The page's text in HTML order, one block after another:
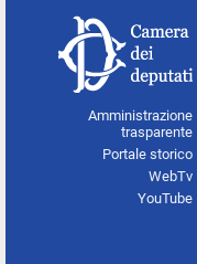
Amministrazione
trasparente
Portale storico
WebTv
YouTube